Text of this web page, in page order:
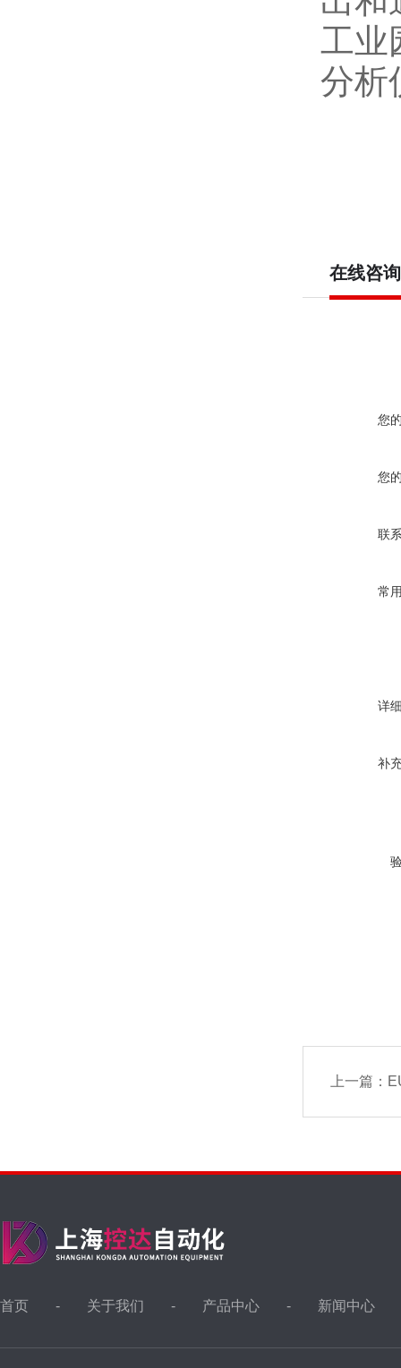
工业
分析
在线咨询
您
您
联
常
详
补
上一篇：
首页 关于我们 产品中心 新闻中心